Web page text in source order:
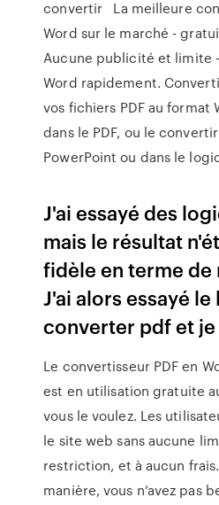
convertir La meilleure
Word sur le marché -
Aucune publicité et limite
Word rapidement.
vos fichiers PDF au
dans le PDF, ou le
PowerPoint ou dans le
J'ai essayé des
mais le résultat
fidèle en terme de
J'ai alors essayé
converter pdf et je
Le convertisseur PDF en
est en utilisation gratuite
vous le voulez. Les
le site web sans aucune
restriction, et à aucun
manière, vous n’avez pas